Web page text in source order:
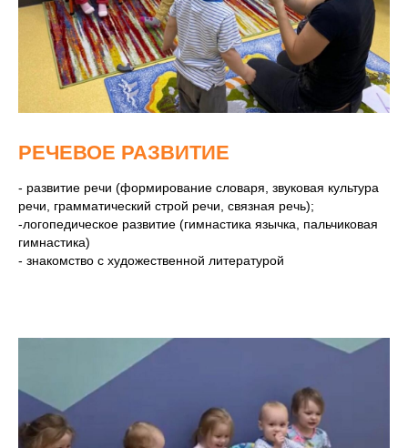
РЕЧЕВОЕ РАЗВИТИЕ
- развитие речи (формирование словаря, звуковая культура
речи, грамматический строй речи, связная речь);
-логопедическое развитие (гимнастика язычка, пальчиковая
гимнастика)
- знакомство с художественной литературой